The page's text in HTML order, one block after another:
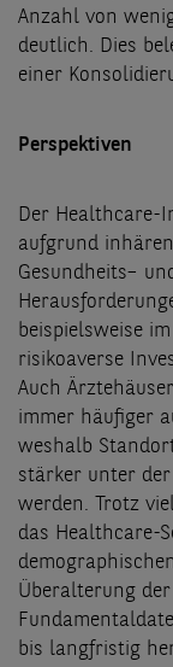
Anzahl von
deutlich. Dies
einer
Perspektiven
Der Healthcare-
aufgrund
Gesundheits–
beispielsweise
risikoaverse
Auch
immer häufiger
weshalb
stärker unter
werden. Trotz
das Healthcare-
Überalterung
bis langfristig